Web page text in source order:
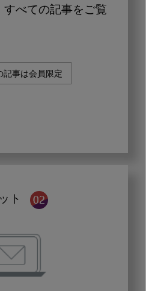
すべての記事をご覧
記事は会員限定
ト